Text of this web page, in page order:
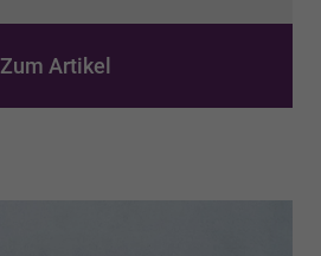
Zum Artikel